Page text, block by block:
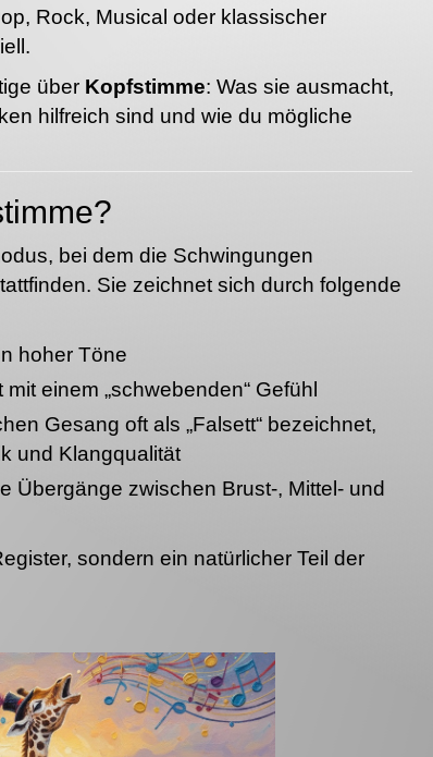
Rock, Musical oder klassischer
über Kopfstimme: Was sie ausmacht,
hilfreich sind und wie du mögliche
bei dem die Schwingungen
Sie zeichnet sich durch folgende
hoher Töne
mit einem „schwebenden“ Gefühl
Gesang oft als „Falsett“ bezeichnet,
und Klangqualität
Übergänge zwischen Brust-, Mittel- und
sondern ein natürlicher Teil der